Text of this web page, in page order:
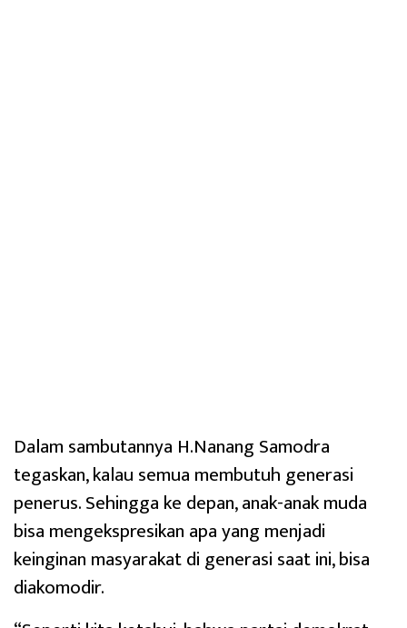
Dalam sambutannya H.Nanang Samodra
tegaskan, kalau semua membutuh generasi
penerus. Sehingga ke depan, anak-anak muda
bisa mengekspresikan apa yang menjadi
keinginan masyarakat di generasi saat ini, bisa
diakomodir.